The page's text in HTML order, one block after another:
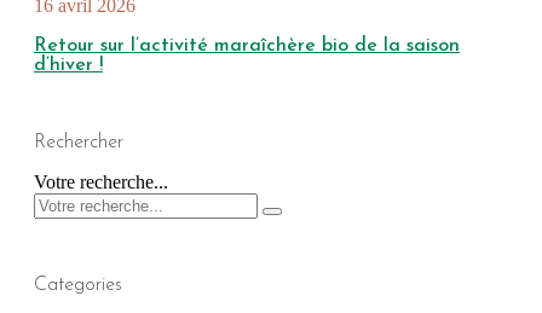
16 avril 2026
Retour sur l’activité maraîchère bio de la saison
d’hiver !
Rechercher
Votre recherche...
Categories